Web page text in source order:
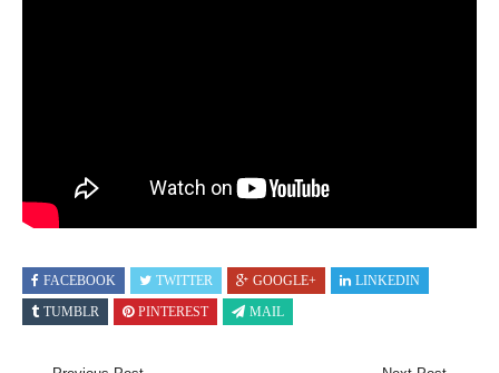
FACEBOOK TWITTER GOOGLE+
LINKEDIN
TUMBLR
PINTEREST MAIL